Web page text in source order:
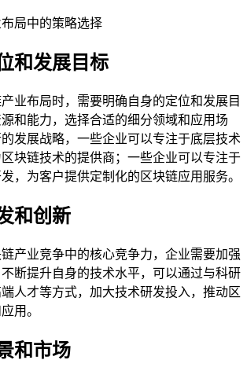
局中的策略选择
和发展目标
业布局时，需要明确自身的定位和发展目
和能力，选择合适的细分领域和应用场
发展战略，一些企业可以专注于底层技术
块链技术的提供商；一些企业可以专注于
，为客户提供定制化的区块链应用服务。
和创新
产业竞争中的核心竞争力，企业需要加强
断提升自身的技术水平，可以通过与科研
人才等方式，加大技术研发投入，推动区
用。
和市场